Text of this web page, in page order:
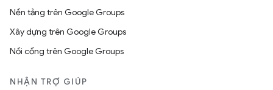
Nền tảng trên Google Groups
Xây dựng trên Google Groups
Nối cổng trên Google Groups
NHẬN TRỢ GIÚP